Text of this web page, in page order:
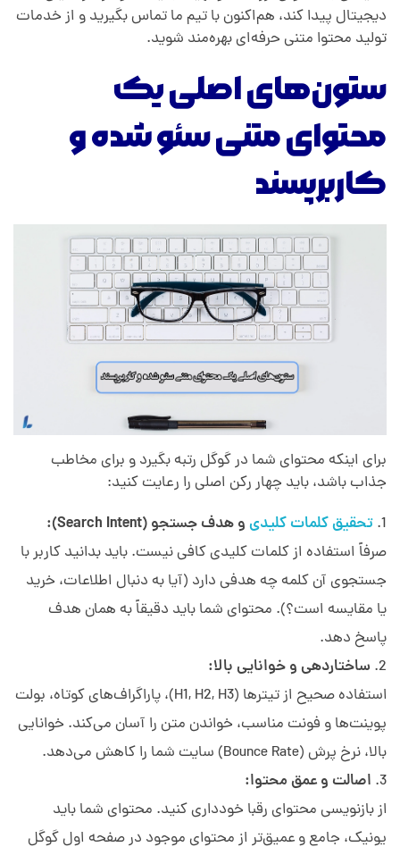
دیجیتال پیدا کند، هم‌اکنون با تیم ما تماس بگیرید و از خدمات
تولید محتوا متنی حرفه‌ای بهره‌مند شوید.
ستون‌های اصلی یک
محتوای متنی سئو شده و
کاربرپسند
برای اینکه محتوای شما در گوگل رتبه بگیرد و برای مخاطب
جذاب باشد، باید چهار رکن اصلی را رعایت کنید:
تحقیق کلمات کلیدیو هدف جستجو (Search Intent):
صرفاً استفاده از کلمات کلیدی کافی نیست. باید بدانید کاربر با
جستجوی آن کلمه چه هدفی دارد (آیا به دنبال اطلاعات، خرید
یا مقایسه است؟). محتوای شما باید دقیقاً به همان هدف
پاسخ دهد.
ساختاردهی و خوانایی بالا:
استفاده صحیح از تیترها (H1, H2, H3)، پاراگراف‌های کوتاه، بولت
پوینت‌ها و فونت مناسب، خواندن متن را آسان می‌کند. خوانایی
بالا، نرخ پرش (Bounce Rate) سایت شما را کاهش می‌دهد.
اصالت و عمق محتوا:
از بازنویسی محتوای رقبا خودداری کنید. محتوای شما باید
یونیک، جامع و عمیق‌تر از محتوای موجود در صفحه اول گوگل